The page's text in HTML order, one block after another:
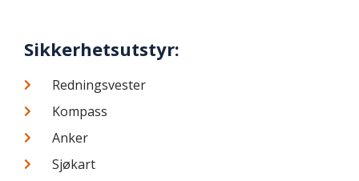
Sikkerhetsutstyr:
Redningsvester
Kompass
Anker
Sjøkart